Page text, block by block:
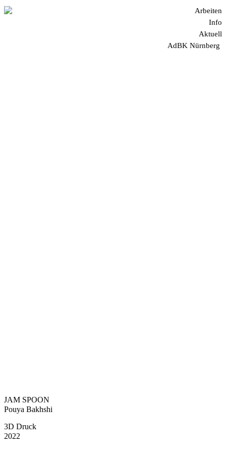
Arbeiten
Info
Aktuell
AdBK Nürnberg
JAM SPOON
Pouya Bakhshi
3D Druck
2022